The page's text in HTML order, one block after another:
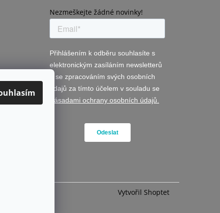
Nezmeškejte žádné novinky!
Vytvořil Shoptet